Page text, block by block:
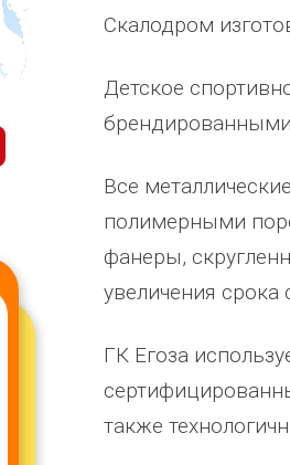
В целях устойчивого водоснабжения,
установлена водонапорная башня
Рожновского, емкостью 100 м3;
лет
Скалодром
Детское
Все
полимерными
фанеры,
увеличения срока
ГК Егоза
также